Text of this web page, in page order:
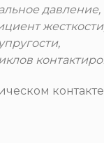
давление,
контакте